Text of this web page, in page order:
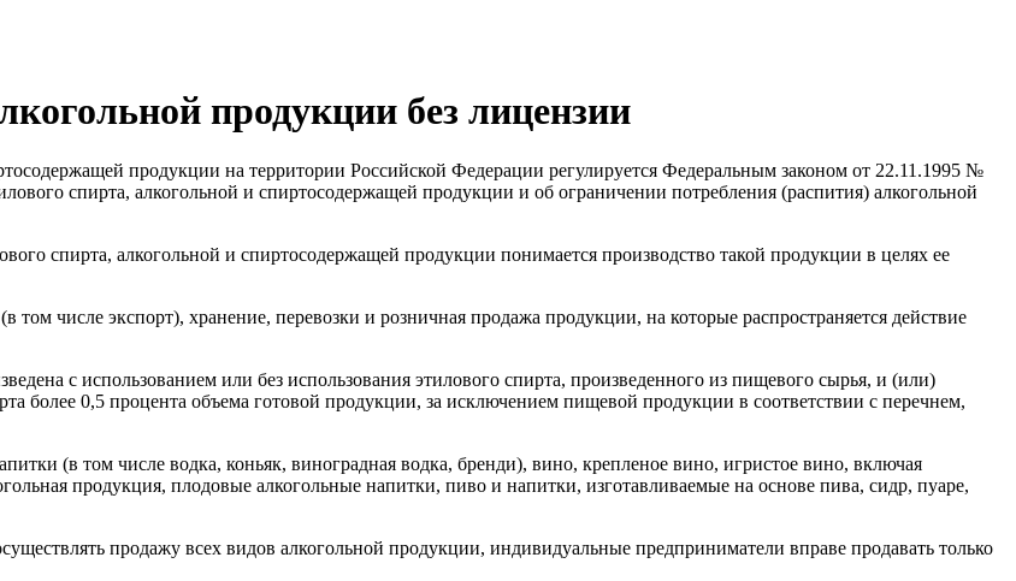
продукции без лицензии
продукции на территории Российской Федерации регулируется Федеральным законом от 22.11.1995 №
спирта, алкогольной и спиртосодержащей продукции и об ограничении потребления (распития) алкогольной
спирта, алкогольной и спиртосодержащей продукции понимается производство такой продукции в целях ее
числе экспорт), хранение, перевозки и розничная продажа продукции, на которые распространяется действие
с использованием или без использования этилового спирта, произведенного из пищевого сырья, и (или)
более 0,5 процента объема готовой продукции, за исключением пищевой продукции в соответствии с перечнем,
(в том числе водка, коньяк, виноградная водка, бренди), вино, крепленое вино, игристое вино, включая
продукция, плодовые алкогольные напитки, пиво и напитки, изготавливаемые на основе пива, сидр, пуаре,
продажу всех видов алкогольной продукции, индивидуальные предприниматели вправе продавать только